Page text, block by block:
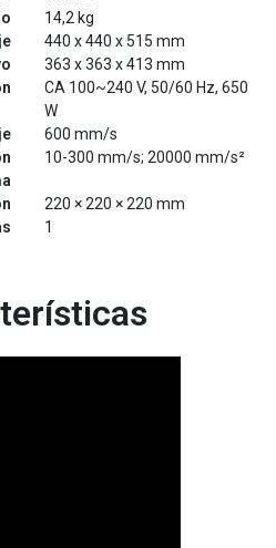
14,2 kg
440 x 440 x 515 mm
363 x 363 x 413 mm
CA 100~240 V, 50/60 Hz, 650
W
600 mm/s
10-300 mm/s; 20000 mm/s²
220 × 220 × 220 mm
1